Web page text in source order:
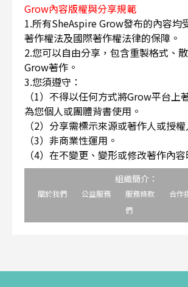
Grow內容版權與分享規範
1.所有SheAspire Grow發布的內容均
著作權法及國際著作權法律的保障。
2.您可以自由分享，包含重製格式、
Grow著作。
3.您須遵守：
（1）不得以任何方式將Grow平台上
為您個人或團體背書使用。
（2）分享需標示來源或著作人或授
（3）非商業性運用。
（4）在不變更、變形或修改著作內
組織簡介：
關於我們 公益服務 服務條款 合作
們